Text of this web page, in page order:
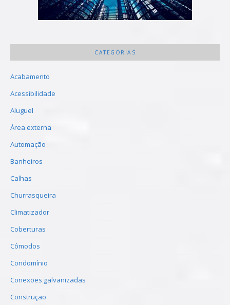
CATEGORIAS
Acabamento
Acessibilidade
Aluguel
Área externa
Automação
Banheiros
Calhas
Churrasqueira
Climatizador
Coberturas
Cômodos
Condomínio
Conexões galvanizadas
Construção